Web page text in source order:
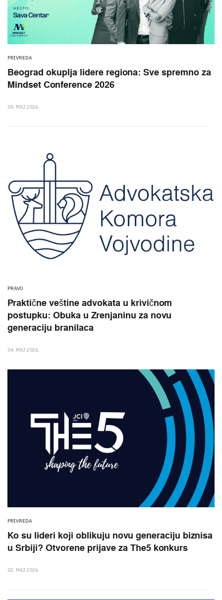
PRIVREDA
Beograd okuplja lidere regiona: Sve spremno za
Mindset Conference 2026
05. MAJ 2026.
PRAVO
Praktične veštine advokata u krivičnom
postupku: Obuka u Zrenjaninu za novu
generaciju branilaca
04. MAJ 2026.
PRIVREDA
Ko su lideri koji oblikuju novu generaciju biznisa
u Srbiji? Otvorene prijave za The5 konkurs
02. MAJ 2026.